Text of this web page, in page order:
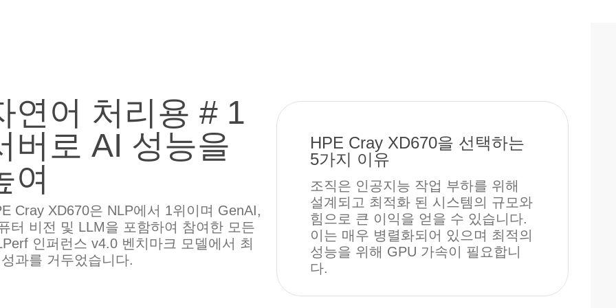
연어 처리용 # 1
버로 AI 성능을
여
Cray XD670은 NLP에서 1위이며 GenAI,
터 비전 및 LLM을 포함하여 참여한 모든
인퍼런스 v4.0 벤치마크 모델에서 최
과를 거두었습니다.
HPE Cray XD670을 선택하는
5가지 이유
조직은 인공지능 작업 부하를 위해
설계되고 최적화 된 시스템의 규모와
힘으로 큰 이익을 얻을 수 있습니다.
이는 매우 병렬화되어 있으며 최적의
성능을 위해 GPU 가속이 필요합니
다.